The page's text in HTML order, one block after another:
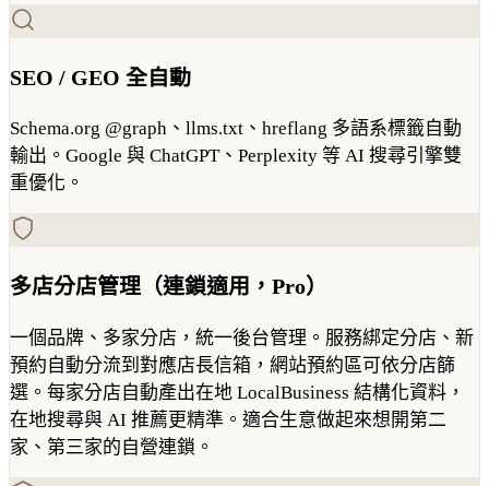
SEO / GEO 全自動
Schema.org @graph、llms.txt、hreflang 多語系標籤自動
輸出。Google 與 ChatGPT、Perplexity 等 AI 搜尋引擎雙
重優化。
多店分店管理（連鎖適用，Pro）
一個品牌、多家分店，統一後台管理。服務綁定分店、新
預約自動分流到對應店長信箱，網站預約區可依分店篩
選。每家分店自動產出在地 LocalBusiness 結構化資料，
在地搜尋與 AI 推薦更精準。適合生意做起來想開第二
家、第三家的自營連鎖。